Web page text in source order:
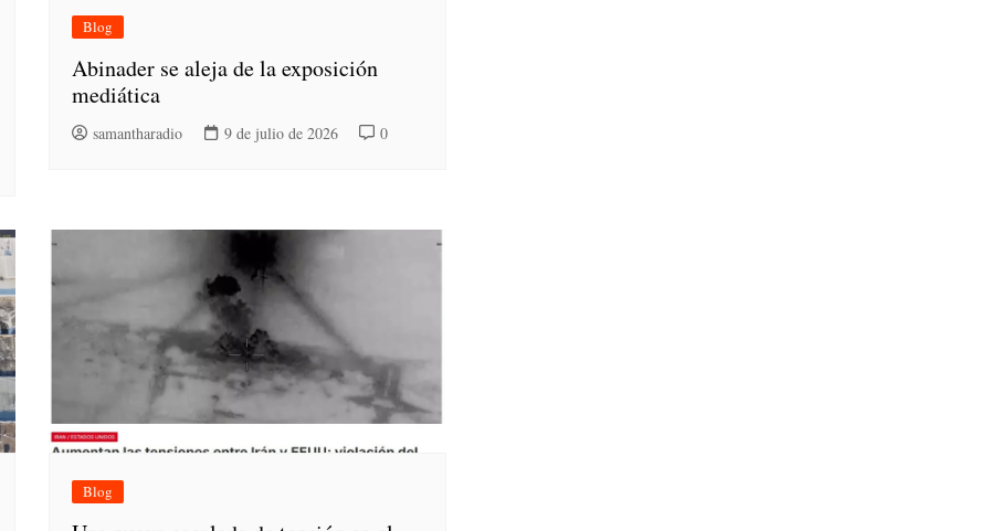
Blog
Abinader se aleja de la exposición
mediática
samantharadio 9 de julio de 2026 0
Blog